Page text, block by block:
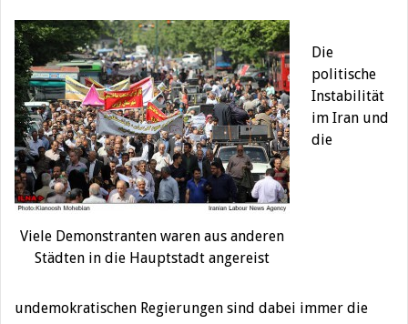
Viele Demonstranten waren aus anderen
Städten in die Hauptstadt angereist
Die
politische
Instabilität
im Iran und
die
undemokratischen Regierungen sind dabei immer die